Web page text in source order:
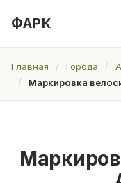
ФАРК
Главная Города
Маркировка